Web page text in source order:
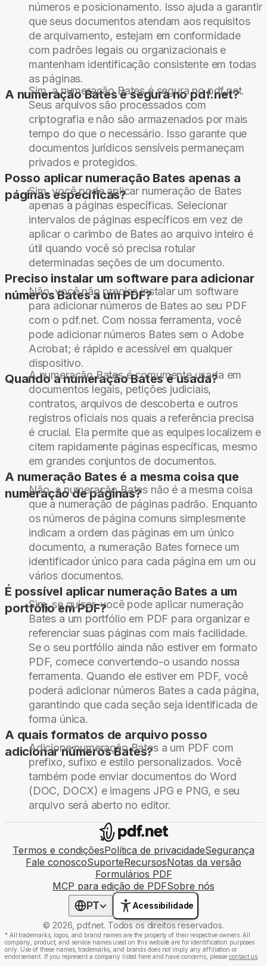
números e posicionamento. Isso ajuda a garantir
que seus documentos atendam aos requisitos
de arquivamento, estejam em conformidade
com padrões legais ou organizacionais e
mantenham identificação consistente em todas
as páginas.
A numeração Bates é segura no pdf.net?
Sim, a numeração Bates é segura no pdf.net.
Seus arquivos são processados com
criptografia e não são armazenados por mais
tempo do que o necessário. Isso garante que
documentos jurídicos sensíveis permaneçam
privados e protegidos.
Posso aplicar numeração Bates apenas a
páginas específicas?
Sim, você pode aplicar numeração de Bates
apenas a páginas específicas. Selecionar
intervalos de páginas específicos em vez de
aplicar o carimbo de Bates ao arquivo inteiro é
útil quando você só precisa rotular
determinadas seções de um documento.
Preciso instalar um software para adicionar
números Bates a um PDF?
Não, você não precisa instalar um software
para adicionar números de Bates ao seu PDF
com o pdf.net. Com nossa ferramenta, você
pode adicionar números Bates sem o Adobe
Acrobat; é rápido e acessível em qualquer
dispositivo.
Quando a numeração Bates é usada?
A numeração Bates é comumente usada em
documentos legais, petições judiciais,
contratos, arquivos de descoberta e outros
registros oficiais nos quais a referência precisa
é crucial. Ela permite que as equipes localizem e
citem rapidamente páginas específicas, mesmo
em grandes conjuntos de documentos.
A numeração Bates é a mesma coisa que
numeração de páginas?
Não, a numeração Bates não é a mesma coisa
que a numeração de páginas padrão. Enquanto
os números de página comuns simplesmente
indicam a ordem das páginas em um único
documento, a numeração Bates fornece um
identificador único para cada página em um ou
vários documentos.
É possível aplicar numeração Bates a um
portfólio em PDF?
Sim, se quiser, você pode aplicar numeração
Bates a um portfólio em PDF para organizar e
referenciar suas páginas com mais facilidade.
Se o seu portfólio ainda não estiver em formato
PDF, comece convertendo-o usando nossa
ferramenta. Quando ele estiver em PDF, você
poderá adicionar números Bates a cada página,
garantindo que cada seção seja identificada de
forma única.
A quais formatos de arquivo posso
adicionar números Bates?
Adicione numeração Bates a um PDF com
prefixo, sufixo e estilo personalizados. Você
também pode enviar documentos do Word
(DOC, DOCX) e imagens JPG e PNG, e seu
arquivo será aberto no editor.
Termos e condiçõesPolítica de privacidadeSegurança
Fale conoscoSuporteRecursosNotas da versão
Formulários PDF
MCP para edição de PDFSobre nós
PT
Acessibilidade
© 2026, pdf.net. Todos os direitos reservados.
* All trademarks, logos, and brand names are the property of their respective owners. All
company, product, and service names used on this website are for identification purposes
only. Use of these names, trademarks, and brands does not imply any affiliation or
endorsement. If you represent a company listed here and have concerns, please contact us